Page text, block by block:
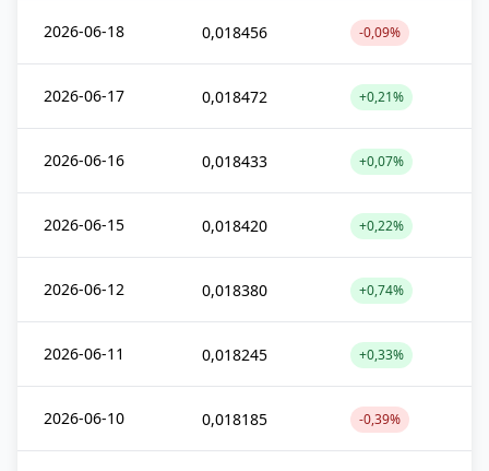
2026-06-18 0,018456 -0,09%
2026-06-17 0,018472 +0,21%
2026-06-16 0,018433 +0,07%
2026-06-15 0,018420 +0,22%
2026-06-12 0,018380 +0,74%
2026-06-11 0,018245 +0,33%
2026-06-10 0,018185 -0,39%